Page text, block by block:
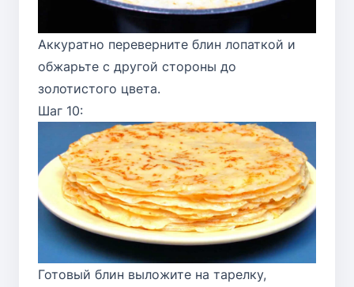
Аккуратно переверните блин лопаткой и
обжарьте с другой стороны до
золотистого цвета.
Шаг 10:
Готовый блин выложите на тарелку,